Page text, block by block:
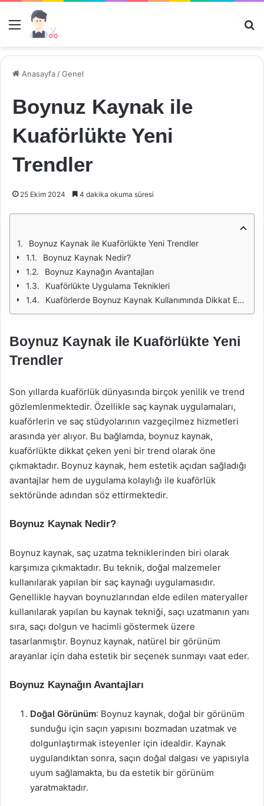
Menü
Anasayfa /Genel
Boynuz Kaynak ile
Kuaförlükte Yeni
Trendler
25 Ekim 2024 4 dakika okuma süresi
Boynuz Kaynak ile Kuaförlükte Yeni Trendler
Boynuz Kaynak Nedir?
Boynuz Kaynağın Avantajları
Kuaförlükte Uygulama Teknikleri
Kuaförlerde Boynuz Kaynak Kullanımında Dikkat Edilmesi Gerekenler
Boynuz Kaynak ile Kuaförlükte Yeni
Trendler
Son yıllarda kuaförlük dünyasında birçok yenilik ve trend
gözlemlenmektedir. Özellikle saç kaynak uygulamaları,
kuaförlerin ve saç stüdyolarının vazgeçilmez hizmetleri
arasında yer alıyor. Bu bağlamda, boynuz kaynak,
kuaförlükte dikkat çeken yeni bir trend olarak öne
çıkmaktadır. Boynuz kaynak, hem estetik açıdan sağladığı
avantajlar hem de uygulama kolaylığı ile kuaförlük
sektöründe adından söz ettirmektedir.
Boynuz Kaynak Nedir?
Boynuz kaynak, saç uzatma tekniklerinden biri olarak
karşımıza çıkmaktadır. Bu teknik, doğal malzemeler
kullanılarak yapılan bir saç kaynağı uygulamasıdır.
Genellikle hayvan boynuzlarından elde edilen materyaller
kullanılarak yapılan bu kaynak tekniği, saçı uzatmanın yanı
sıra, saçı dolgun ve hacimli göstermek üzere
tasarlanmıştır. Boynuz kaynak, natürel bir görünüm
arayanlar için daha estetik bir seçenek sunmayı vaat eder.
Boynuz Kaynağın Avantajları
Doğal Görünüm: Boynuz kaynak, doğal bir görünüm
sunduğu için saçın yapısını bozmadan uzatmak ve
dolgunlaştırmak isteyenler için idealdir. Kaynak
uygulandıktan sonra, saçın doğal dalgası ve yapısıyla
uyum sağlamakta, bu da estetik bir görünüm
yaratmaktadır.